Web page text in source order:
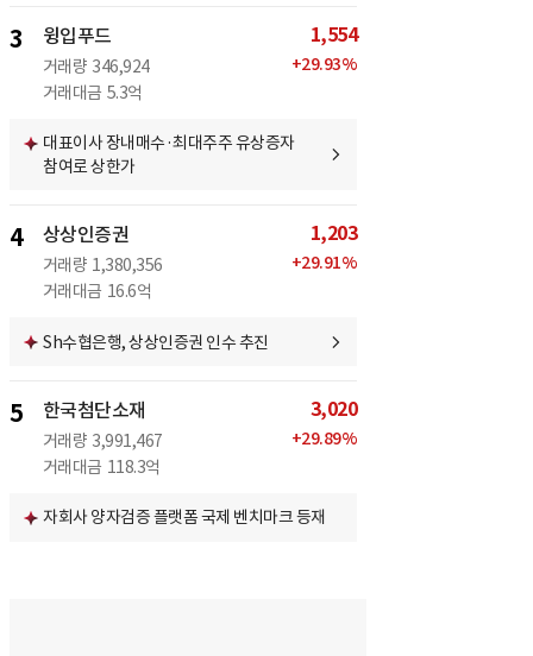
3 윙입푸드
거래량 346,924
거래대금 5.3억
1,554
+29.93%
대표이사 장내매수·최대주주 유상증자
참여로 상한가
4 상상인증권
거래량 1,380,356
거래대금 16.6억
1,203
+29.91%
Sh수협은행, 상상인증권 인수 추진
5 한국첨단소재
거래량 3,991,467
거래대금 118.3억
3,020
+29.89%
자회사 양자검증 플랫폼 국제 벤치마크 등재